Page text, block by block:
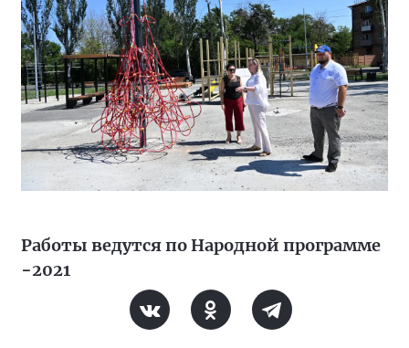
Работы ведутся по Народной программе
−2021